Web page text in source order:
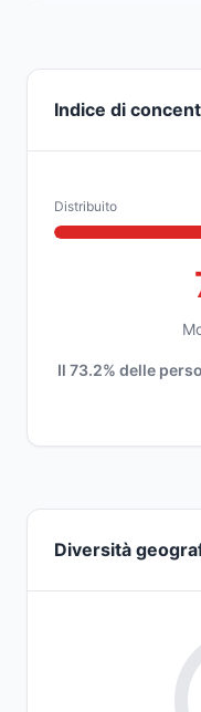
Indice di
Distribuito
Il 73.2% delle
Diversità